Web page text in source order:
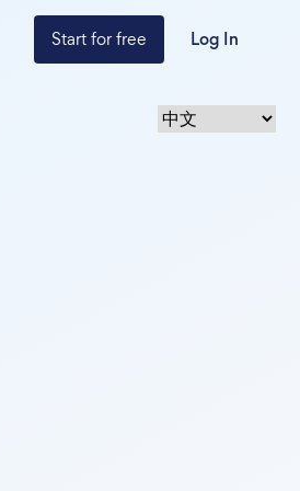
Start for free Log In